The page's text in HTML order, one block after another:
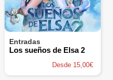
Entradas
Los sueños de Elsa 2
Desde 15,00€